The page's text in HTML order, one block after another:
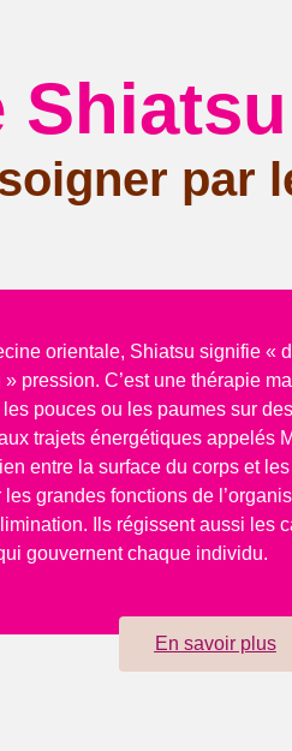
Shiatsu
par
orientale, Shiatsu signifie «
pression. C’est une thérapie
pouces ou les paumes sur
trajets énergétiques appelés
entre la surface du corps et
grandes fonctions de
Ils régissent aussi les
gouvernent chaque individu.
En savoir plus